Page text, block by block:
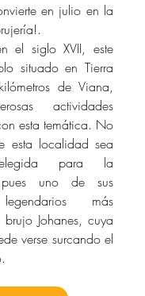
en julio en la
el siglo XVII, este
situado en Tierra
de Viana,
actividades
esta temática. No
esta localidad sea
para la
pues uno de sus
más
Johanes, cuya
verse surcando el